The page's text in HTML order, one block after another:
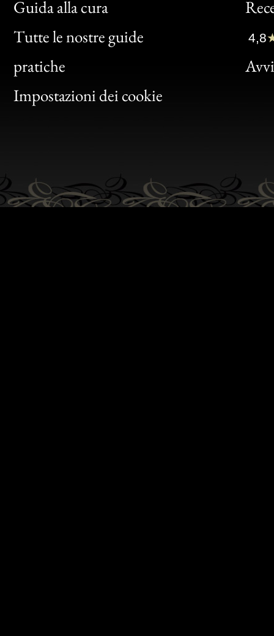
Guida alla cura
Tutte le nostre guide
pratiche
Impostazioni dei cookie
Bon
Clic
Bon
4,8